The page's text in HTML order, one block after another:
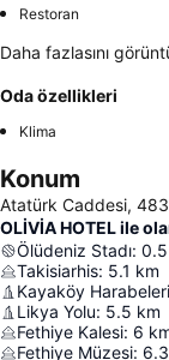
Restoran
Daha fazlasını
Oda özellikleri
Klima
Konum
Atatürk Caddesi,
OLİVİA HOTEL ile
Ölüdeniz Stadı: 0.5
Takisiarhis: 5.1 km
Kayaköy Harabeleri
Likya Yolu: 5.5 km
Fethiye Kalesi: 6
Fethiye Müzesi: 6.3